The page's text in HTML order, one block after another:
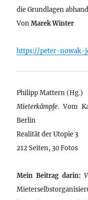
die Grundlagen
VonMarek Winter
https://peter-nowak-
Philipp Mattern (Hg.)
Mieterkämpfe. Vom
Berlin
Realität der Utopie 3
212 Seiten, 30 Fotos
Mein Beitrag darin: